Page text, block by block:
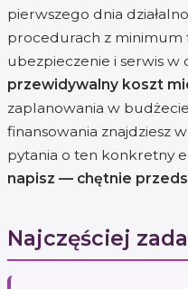
pierwszego dnia
procedurach z minimum
ubezpieczenie i serwis w
przewidywalny koszt
zaplanowania w
finansowania znajdziesz
pytania o ten konkretny
napisz — chętnie
Najczęściej